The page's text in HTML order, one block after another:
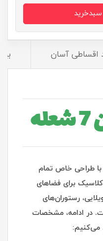
اقساطی آسان
با طراحی خاص تمام
برای فضاهای
رستوران‌های
در ادامه، مشخصات
می‌کنیم: